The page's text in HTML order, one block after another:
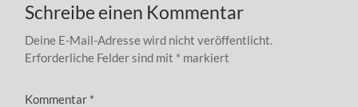
Schreibe einen Kommentar
Deine E-Mail-Adresse wird nicht veröffentlicht.
Erforderliche Felder sind mit * markiert
Kommentar *